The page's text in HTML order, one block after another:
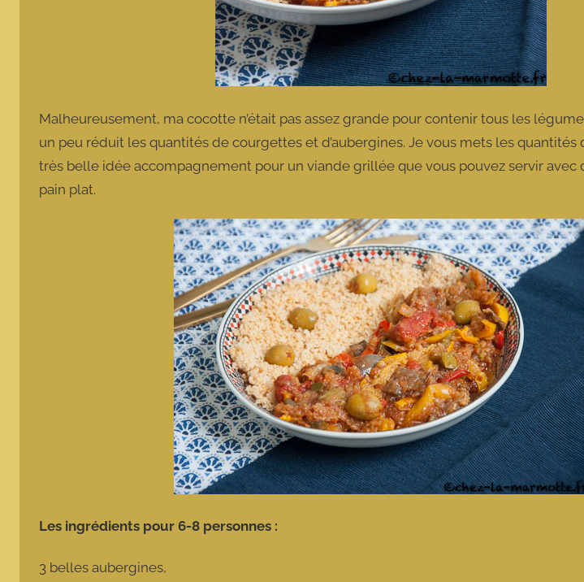
Malheureusement, ma cocotte n’était pas assez grande pour contenir tous les
un peu réduit les quantités de courgettes et d’aubergines. Je vous mets les quantités
très belle idée accompagnement pour un viande grillée que vous pouvez servir avec
pain plat.
Les ingrédients pour 6-8 personnes :
3 belles aubergines,